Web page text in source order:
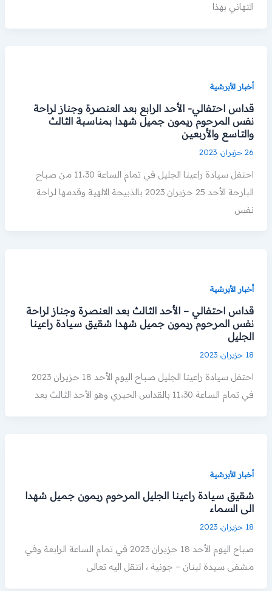
التهاني بهذا
أخبار الأبرشية
قداس احتفالي- الأحد الرابع بعد العنصرة وجناز لراحة
نفس المرحوم ريمون جميل شهدا بمناسبة الثالث
والتاسع والأربعين
26 حزيران، 2023
احتفل سيادة راعينا الجليل في تمام الساعة 11،30 من صباح
البارحة الأحد 25 حزيران 2023 بالذبيحة الالهية وقدمها لراحة
نفس
أخبار الأبرشية
قداس احتفالي – الأحد الثالث بعد العنصرة وجناز لراحة
نفس المرحوم ريمون جميل شهدا شقيق سيادة راعينا
الجليل
18 حزيران، 2023
احتفل سيادة راعينا الجليل صباح اليوم الأحد 18 حزيران 2023
في تمام الساعة 11،30 بالقداس الحبري وهو الأحد الثالث بعد
أخبار الأبرشية
شقيق سيادة راعينا الجليل المرحوم ريمون جميل شهدا
الى السماء
18 حزيران، 2023
صباح اليوم الأحد 18 حزيران 2023 في تمام الساعة الرابعة وفي
مشفى سيدة لبنان – جونية ، انتقل اليه تعالى